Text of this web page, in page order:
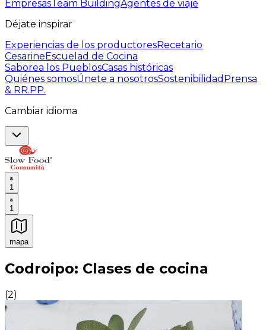
Empresas Team BuildingAgentes de viaje
Déjate inspirar
Experiencias de los productoresRecetario
CesarineEscuelad de Cocina
Saborea los PueblosCasas históricas
Quiénes somosÚnete a nosotrosSostenibilidad Prensa
& RR.PP.
Cambiar idioma
1
1
mapa
Experiencias culinarias inolvidables: Experiencias
Codroipo: Clases de cocina
(2)